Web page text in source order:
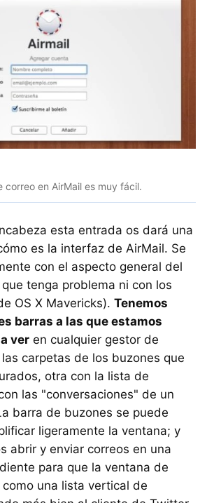
correo en AirMail es muy fácil.
esta entrada os dará una
es la interfaz de AirMail. Se
con el aspecto general del
tenga problema ni con los
OS X Mavericks). Tenemos
barras a las que estamos
ver en cualquier gestor de
carpetas de los buzones que
otra con la lista de
las "conversaciones" de un
barra de buzones se puede
ligeramente la ventana; y
abrir y enviar correos en una
para que la ventana de
una lista vertical de